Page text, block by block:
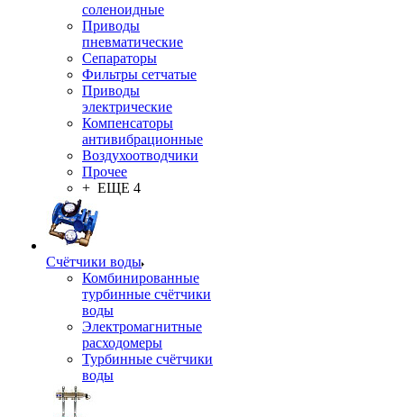
соленоидные
Приводы
пневматические
Сепараторы
Фильтры сетчатые
Приводы
электрические
Компенсаторы
антивибрационные
Воздухоотводчики
Прочее
+ ЕЩЕ 4
Счётчики воды
Комбинированные
турбинные счётчики
воды
Электромагнитные
расходомеры
Турбинные счётчики
воды